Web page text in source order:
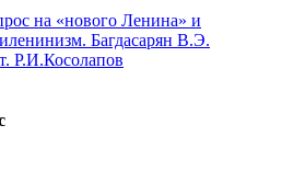
на «нового Ленина» и
Багдасарян В.Э.
Р.И.Косолапов